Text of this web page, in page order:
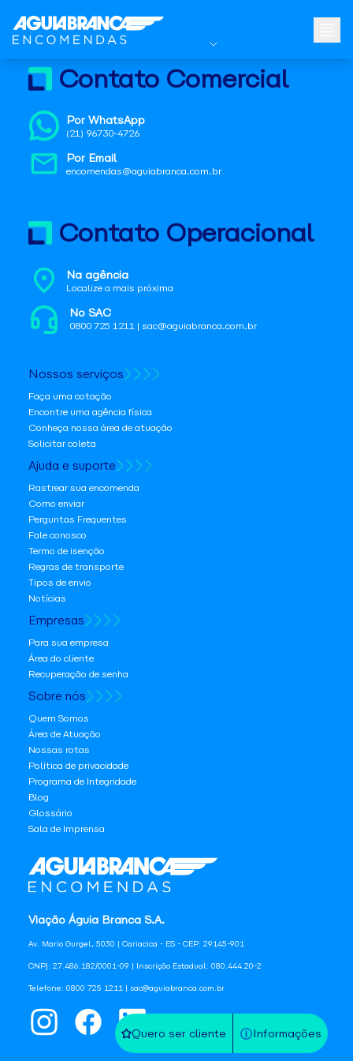
Quero ser cliente Informações
Viação Águia Branca S.A.
Av. Mario Gurgel, 5030 | Cariacica - ES - CEP: 29145-901
CNPJ: 27.486.182/0001-09 | Inscrição Estadual: 080.444.20-2
Telefone: 0800 725 1211 | sac@aguiabranca.com.br
Contato Comercial
Por WhatsApp
(21) 96730-4726
Por Email
encomendas@aguiabranca.com.br
Contato Operacional
Na agência
Localize a mais próxima
No SAC
0800 725 1211 | sac@aguiabranca.com.br
Nossos serviços
Faça uma cotação
Encontre uma agência física
Conheça nossa área de atuação
Solicitar coleta
Ajuda e suporte
Rastrear sua encomenda
Como enviar
Perguntas Frequentes
Fale conosco
Termo de isenção
Regras de transporte
Tipos de envio
Notícias
Empresas
Para sua empresa
Área do cliente
Recuperação de senha
Sobre nós
Quem Somos
Área de Atuação
Nossas rotas
Política de privacidade
Programa de Integridade
Blog
Glossário
Sala de Imprensa